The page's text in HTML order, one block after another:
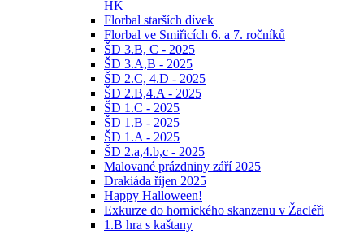
HK
Florbal starších dívek
Florbal ve Smiřicích 6. a 7. ročníků
ŠD 3.B, C - 2025
ŠD 3.A,B - 2025
ŠD 2.C, 4.D - 2025
ŠD 2.B,4.A - 2025
ŠD 1.C - 2025
ŠD 1.B - 2025
ŠD 1.A - 2025
ŠD 2.a,4.b,c - 2025
Malované prázdniny září 2025
Drakiáda říjen 2025
Happy Halloween!
Exkurze do hornického skanzenu v Žacléři
1.B hra s kaštany